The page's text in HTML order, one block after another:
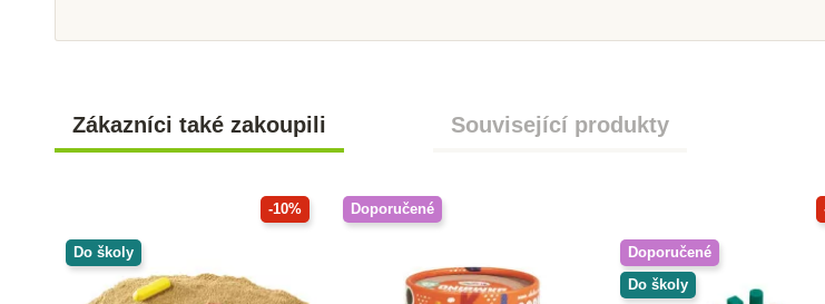
Zákazníci také zakoupili Související produkty
-10%
Do školy
Doporučené
Doporučené
Do školy